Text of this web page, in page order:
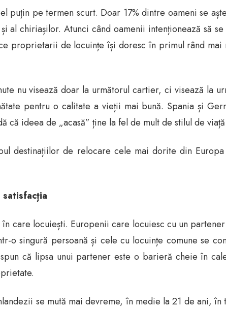
pe termen scurt. Doar 17% dintre oameni se
al chiriașilor. Atunci când oamenii intenționează să
proprietarii de locuințe își doresc în primul rând mai
nu visează doar la următorul cartier, ci visează la
pentru o calitate a vieții mai bună. Spania și
ideea de „acasă” ține la fel de mult de stilul de
destinațiilor de relocare cele mai dorite din
satisfacția
care locuiești. Europenii care locuiesc cu un
o singură persoană și cele cu locuințe comune se
că lipsa unui partener este o barieră cheie în
se mută mai devreme, în medie la 21 de ani,